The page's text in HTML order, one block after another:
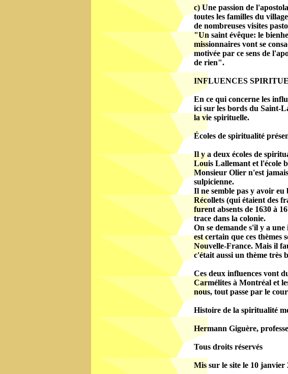
c) Une passion de
toutes les familles du
de nombreuses visites
"Un saint évêque: le
missionnaires vont se
motivée par ce sens de
de rien".
INFLUENCES
En ce qui concerne les
ici sur les bords du Saint-
la vie spirituelle.
Écoles de spiritualité
Il y a deux écoles de
Louis Lallemant et l'école
Monsieur Olier n'est
sulpicienne.
Il ne semble pas y avoir
Récollets (qui étaient des
furent absents de 1630 à
trace dans la colonie.
On se demande s'il y a
est certain que ces thèmes
Nouvelle-France. Mais il
c'était aussi un thème très
Ces deux influences vont
Carmélites à Montréal et
nous, tout passe par le
Histoire de la spiritualité
Hermann Giguère,
Tous droits réservés
Mis sur le site le 10 janvier